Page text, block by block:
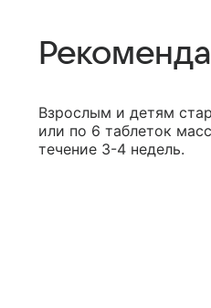
Взрослым и детям
или по 6 таблеток
течение 3-4 недель.